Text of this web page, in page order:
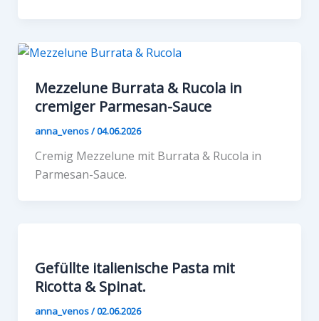
Mezzelune Burrata & Rucola in
cremiger Parmesan-Sauce
anna_venos/04.06.2026
Cremig Mezzelune mit Burrata & Rucola in
Parmesan-Sauce.
Gefüllte italienische Pasta mit
Ricotta & Spinat.
anna_venos/02.06.2026